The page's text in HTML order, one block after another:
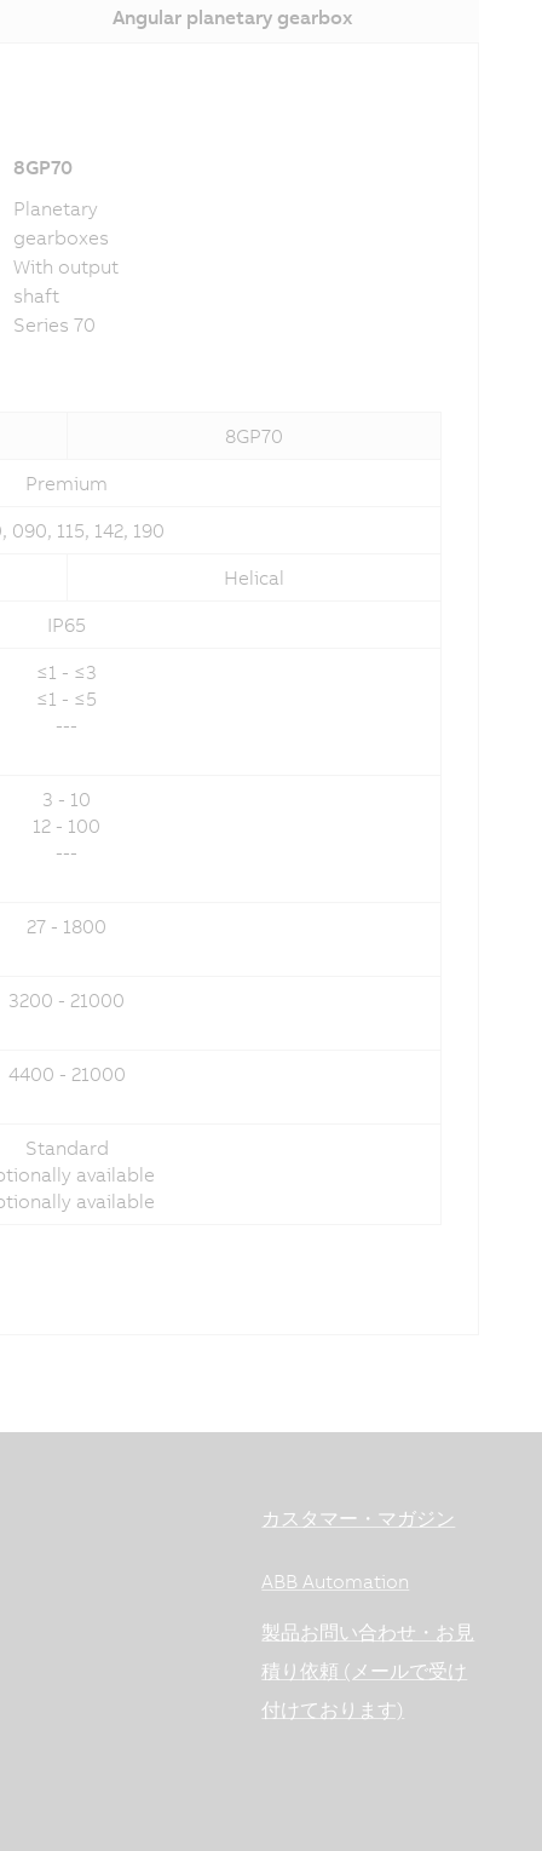
Angular planetary gearbox
8GP70
Planetary
gearboxes
With output
shaft
Series 70
8GP70
Premium
090, 115, 142, 190
Helical
IP65
≤1 - ≤3
≤1 - ≤5
---
3 - 10
12 - 100
---
27 - 1800
3200 - 21000
4400 - 21000
Standard
available
available
カスタマー・マガジン
ABB Automation
製品お問い合わせ・お見
積り依頼 (メールで受け
付けております)